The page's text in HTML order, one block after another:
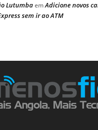
LutumbaemAdicione novos
sem ir ao ATM